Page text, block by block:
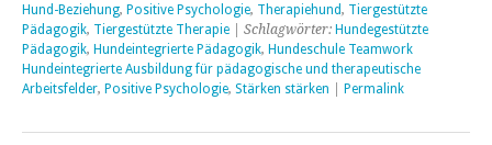
Hund-Beziehung, Positive Psychologie, Therapiehund, Tiergestützte
Pädagogik, Tiergestützte Therapie | Schlagwörter: Hundegestützte
Pädagogik, Hundeintegrierte Pädagogik, Hundeschule Teamwork
Hundeintegrierte Ausbildung für pädagogische und therapeutische
Arbeitsfelder, Positive Psychologie, Stärken stärken Permalink